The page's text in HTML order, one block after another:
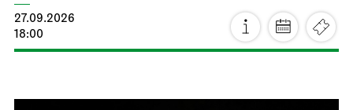
27.09.2026
18:00